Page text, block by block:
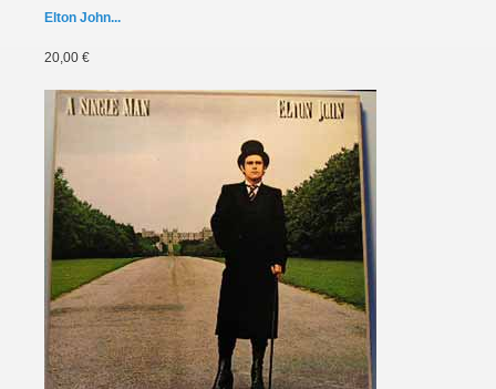
Elton John...
20,00 €